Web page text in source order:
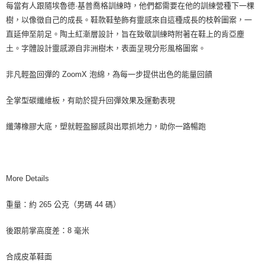
每當有人跟隨埃魯德·基普喬格訓練時，他們都需要在他的訓練營種下一棵
樹，以像徵自己的成長。鞋款鞋墊飾有靈感來自這種成長的枝幹圖案，一
直延伸至前足。陶土紅漸層設計，旨在致敬訓練時附著在鞋上的肯亞塵
土。字體設計靈感源自非洲樹木，表面呈現分形風格圖案。
非凡輕盈回彈的 ZoomX 泡綿，為每一步提供出色的能量回饋
全掌型碳纖維板，有助於提升回彈效果及運動表現
纖薄橡膠大底，塑就輕盈腳感與出眾抓地力，助你一路暢跑
More Details
重量：約 265 公克（男碼 44 碼）
後跟前掌高度差：8 毫米
合成皮革鞋面